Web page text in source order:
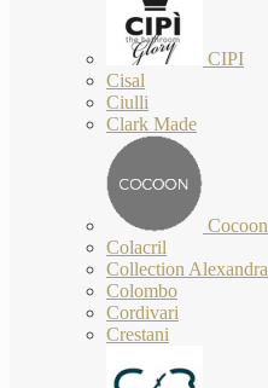
CIPI
Cisal
Ciulli
Clark Made
Cocoon
Colacril
Collection Alexandra
Colombo
Cordivari
Crestani